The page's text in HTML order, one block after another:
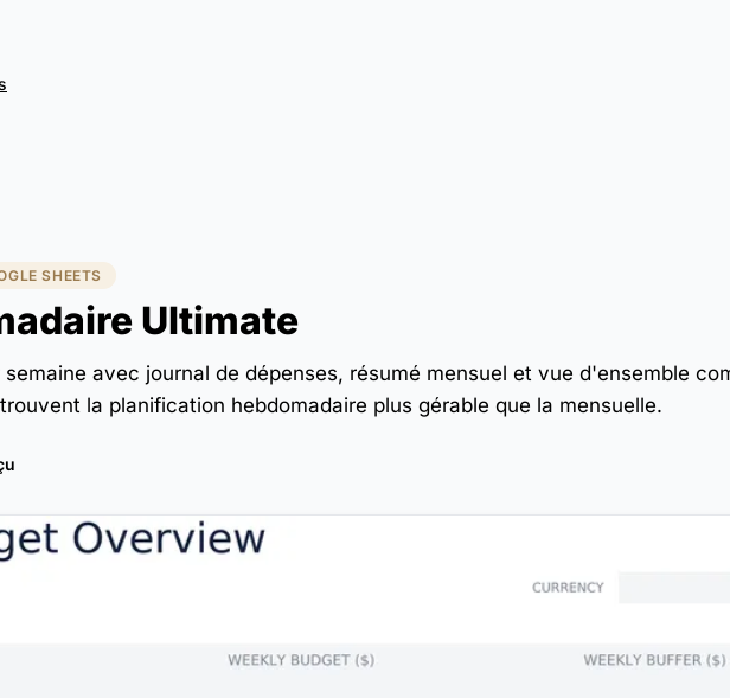
SHEETS
Ultimate
avec journal de dépenses, résumé mensuel et vue d'ensemble
la planification hebdomadaire plus gérable que la mensuelle.